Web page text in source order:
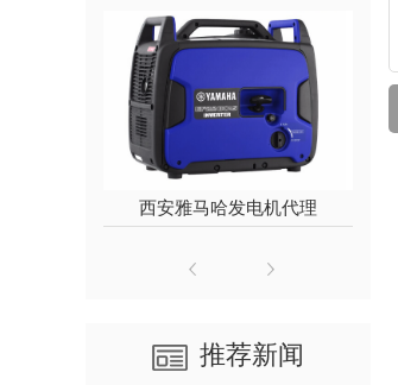
西安雅马哈发电机代理
推荐新闻